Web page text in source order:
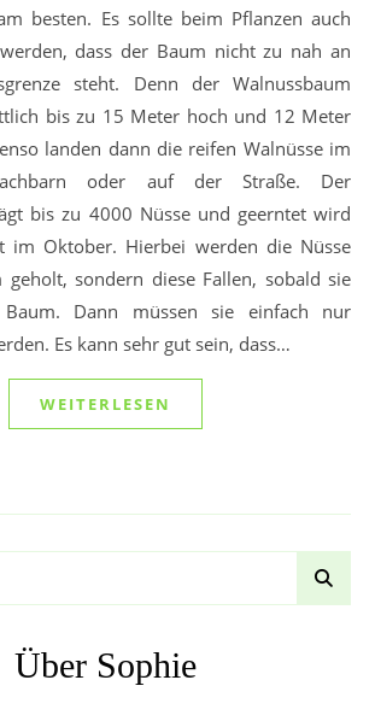
besten. Es sollte beim Pflanzen auch
dass der Baum nicht zu nah an
steht. Denn der Walnussbaum
bis zu 15 Meter hoch und 12 Meter
landen dann die reifen Walnüsse im
oder auf der Straße. Der
bis zu 4000 Nüsse und geerntet wird
im Oktober. Hierbei werden die Nüsse
sondern diese Fallen, sobald sie
Dann müssen sie einfach nur
Es kann sehr gut sein, dass…
WEITERLESEN
Über Sophie